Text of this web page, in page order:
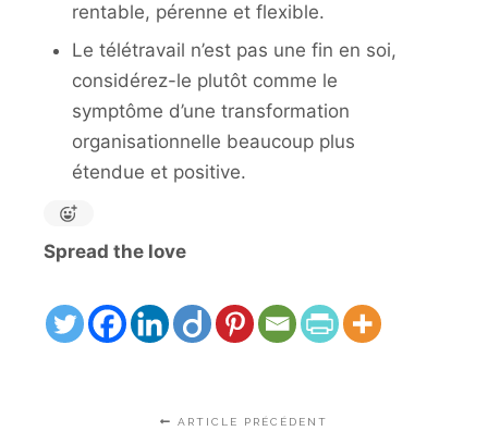
rentable, pérenne et flexible.
Le télétravail n’est pas une fin en soi,
considérez-le plutôt comme le
symptôme d’une transformation
organisationnelle beaucoup plus
étendue et positive.
Spread the love
ARTICLE PRÉCÉDENT